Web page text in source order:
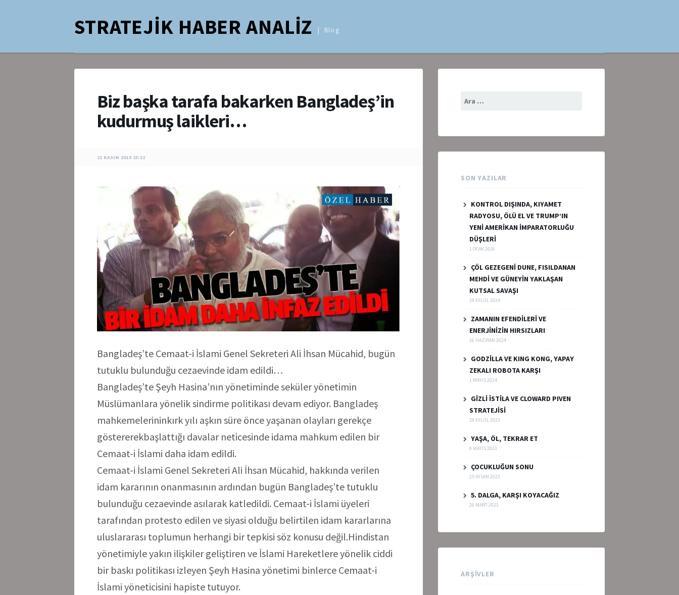
STRATEJİK HABER ANALİZ Blog
Biz başka tarafa bakarken Bangladeş’in
kudurmuş laikleri…
21 KASIM 2015 23:32
Bangladeş’te Cemaat-i İslami Genel Sekreteri Ali İhsan Mücahid, bugün
tutuklu bulunduğu cezaevinde idam edildi…
Bangladeş’te Şeyh Hasina’nın yönetiminde seküler yönetimin
Müslümanlara yönelik sindirme politikası devam ediyor. Bangladeş
mahkemelerininkırk yılı aşkın süre önce yaşanan olayları gerekçe
göstererekbaşlattığı davalar neticesinde idama mahkum edilen bir
Cemaat-i İslami daha idam edildi.
Cemaat-i İslami Genel Sekreteri Ali İhsan Mücahid, hakkında verilen
idam kararının onanmasının ardından bugün Bangladeş’te tutuklu
bulunduğu cezaevinde asılarak katledildi. Cemaat-i İslami üyeleri
tarafından protesto edilen ve siyasi olduğu belirtilen idam kararlarına
uluslararası toplumun herhangi bir tepkisi söz konusu değil.Hindistan
yönetimiyle yakın ilişkiler geliştiren ve İslami Hareketlere yönelik ciddi
bir baskı politikası izleyen Şeyh Hasina yönetimi binlerce Cemaat-i
İslami yöneticisini hapiste tutuyor.
SON YAZILAR
KONTROL DIŞINDA, KIYAMET
RADYOSU, ÖLÜ EL VE TRUMP’IN
YENİ AMERİKAN İMPARATORLUĞU
DÜŞLERİ
1 OCAK 2026
ÇÖL GEZEGENİ DUNE, FISILDANAN
MEHDİ VE GÜNEYİN YAKLAŞAN
KUTSAL SAVAŞI
29 EYLÜL 2024
ZAMANIN EFENDİLERİ VE
ENERJİNİZİN HIRSIZLARI
26 HAZIRAN 2024
GODZİLLA VE KING KONG, YAPAY
ZEKALI ROBOTA KARŞI
1 MAYIS 2024
GİZLİ İSTİLA VE CLOWARD PIVEN
STRATEJİSİ
29 EYLÜL 2023
YAŞA, ÖL, TEKRAR ET
9 MAYIS 2023
ÇOCUKLUĞUN SONU
25 NISAN 2023
5. DALGA, KARŞI KOYACAĞIZ
26 MART 2023
ARŞIVLER